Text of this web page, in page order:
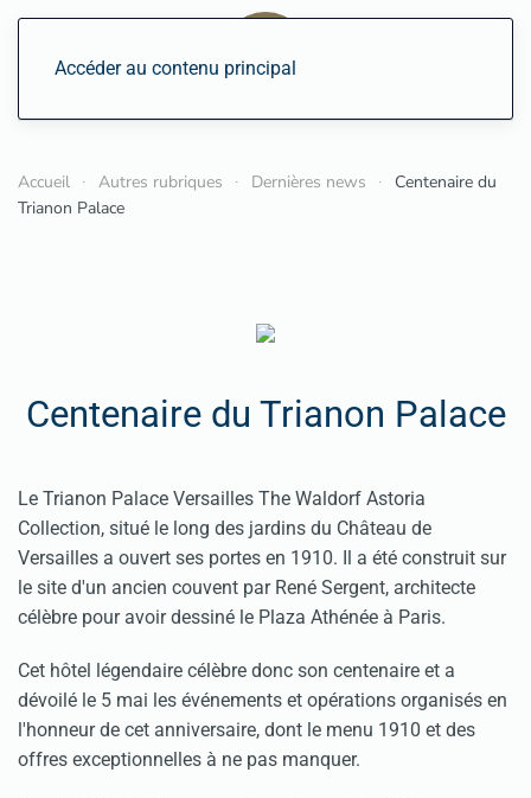
Accéder au contenu principal
Accueil Autres rubriques Dernières news
Centenaire du
Trianon Palace
Centenaire du Trianon Palace
Le Trianon Palace Versailles The Waldorf Astoria
Collection, situé le long des jardins du Château de
Versailles a ouvert ses portes en 1910. Il a été construit sur
le site d'un ancien couvent par René Sergent, architecte
célèbre pour avoir dessiné le Plaza Athénée à Paris.
Cet hôtel légendaire célèbre donc son centenaire et a
dévoilé le 5 mai les événements et opérations organisés en
l'honneur de cet anniversaire, dont le menu 1910 et des
offres exceptionnelles à ne pas manquer.